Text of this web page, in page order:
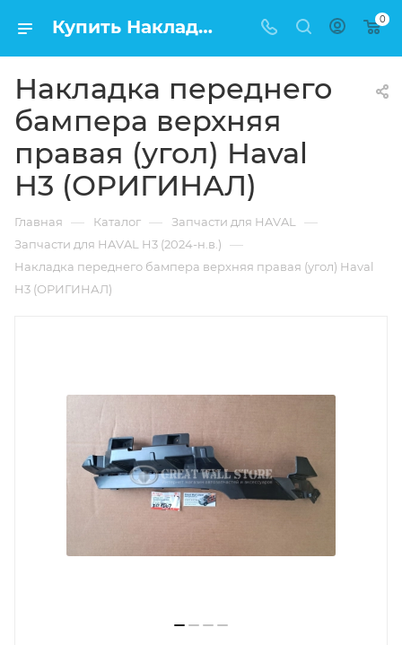
Купить Накладка переднего бампера верхняя правая (угол) Haval H3 (ОРИГИНАЛ) в Москве по низкой цене 0
Накладка переднего
бампера верхняя
правая (угол) Haval
H3 (ОРИГИНАЛ)
Главная — Каталог — Запчасти для HAVAL —
Запчасти для HAVAL H3 (2024-н.в.) —
Накладка переднего бампера верхняя правая (угол) Haval
H3 (ОРИГИНАЛ)